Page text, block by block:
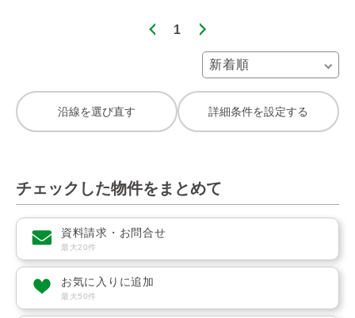
1
沿線を選び直す 詳細条件を設定する
チェックした物件をまとめて
資料請求・お問合せ
最大20件
お気に入りに追加
最大50件